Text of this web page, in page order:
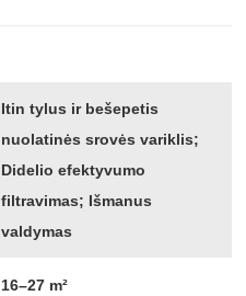
Itin tylus ir bešepetis
nuolatinės srovės variklis;
Didelio efektyvumo
filtravimas; Išmanus
valdymas
16–27 m²